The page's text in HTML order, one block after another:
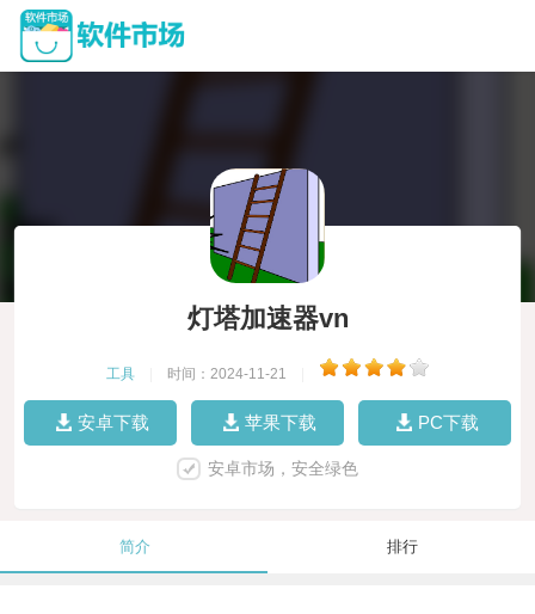
灯塔加速器vn
工具 时间：2024-11-21
安卓下载 苹果下载 PC下载
安卓市场，安全绿色
简介 排行